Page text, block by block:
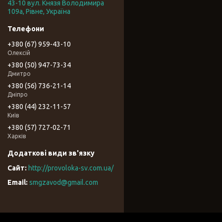
43-10 вул. Князя Володимира
109а, Рівне, Україна
+380 (67) 959-43-10
Олексій
+380 (50) 947-73-34
Дмитро
+380 (56) 736-21-14
Дніпро
+380 (44) 232-11-57
Київ
+380 (57) 727-02-71
Харків
http://provoloka-sv.com.ua/
smgzavod@gmail.com